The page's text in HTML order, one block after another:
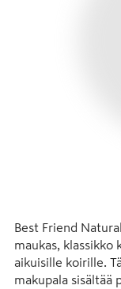
Best Friend
maukas, klassikko
aikuisille koirille.
makupala sisältää